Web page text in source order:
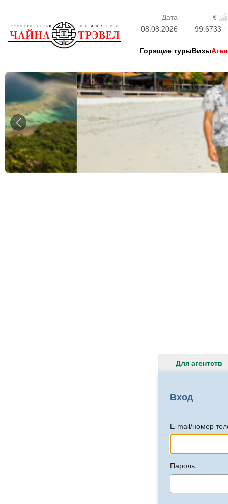
Дата
€
08.08.2026
99.6733
Горящие турыВизы
Для агентств
Вход
E-mail/номер
Пароль